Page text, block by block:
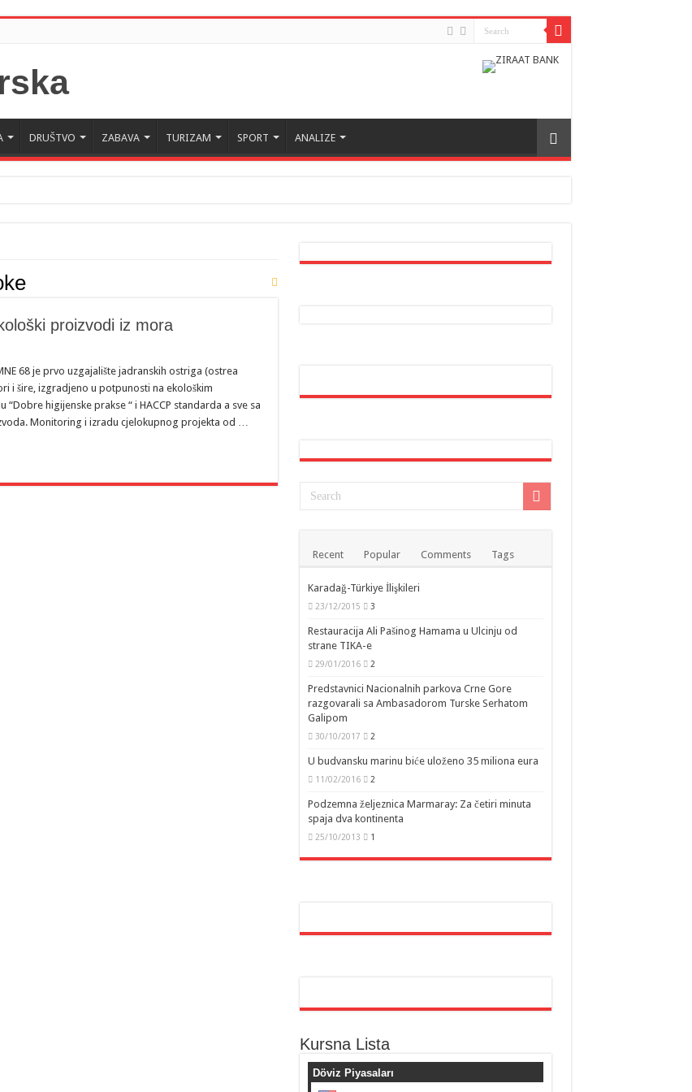
DRUŠTVO ZABAVA TURIZAM SPORT ANALIZE
Crnu Goru: Turska jedan od najvažnijih ekonomskih i strateških partnera naše zemlje
proizvodi iz mora
68 je prvo uzgajalište jadranskih ostriga (ostrea
i šire, izgradjeno u potpunosti na ekološkim
higijenske prakse “ i HACCP standarda a sve sa
Monitoring i izradu cjelokupnog projekta od …
Recent Popular Comments Tags
Karadağ-Türkiye İlişkileri
23/12/2015 3
Restauracija Ali Pašinog Hamama u Ulcinju od
strane TIKA-e
29/01/2016 2
Predstavnici Nacionalnih parkova Crne Gore
razgovarali sa Ambasadorom Turske Serhatom
Galipom
30/10/2017 2
U budvansku marinu biće uloženo 35 miliona eura
11/02/2016 2
Podzemna željeznica Marmaray: Za četiri minuta
spaja dva kontinenta
25/10/2013 1
Kursna Lista